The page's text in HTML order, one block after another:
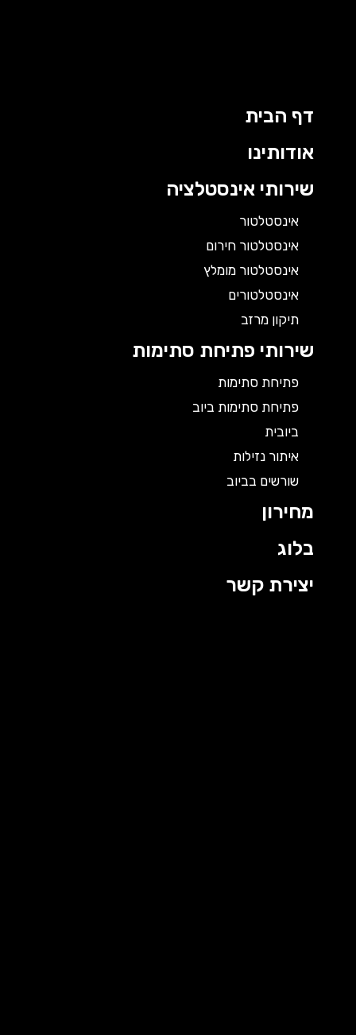
דף הבית
אודותינו
שירותי אינסטלציה
אינסטלטור
אינסטלטור חירום
אינסטלטור מומלץ
אינסטלטורים
תיקון מרזב
שירותי פתיחת סתימות
פתיחת סתימות
פתיחת סתימות ביוב
ביובית
איתור נזילות
שורשים בביוב
מחירון
בלוג
יצירת קשר